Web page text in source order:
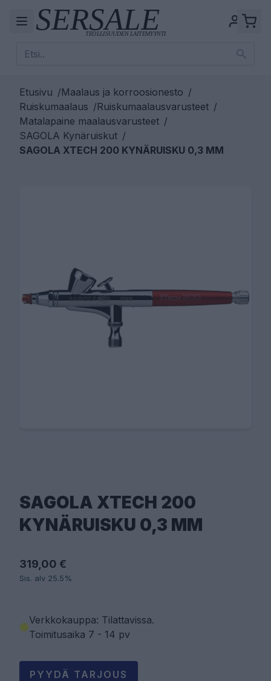
Etusivu /Maalaus ja korroosionesto /
Ruiskumaalaus /Ruiskumaalausvarusteet /
Matalapaine maalausvarusteet /
SAGOLA Kynäruiskut /
SAGOLA XTECH 200 KYNÄRUISKU 0,3 MM
SAGOLA XTECH 200
KYNÄRUISKU 0,3 MM
319,00 €
Sis. alv 25.5%
Verkkokauppa: Tilattavissa.
Toimitusaika 7 - 14 pv
PYYDÄ TARJOUS